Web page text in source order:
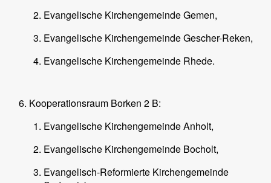
Evangelische Kirchengemeinde Gemen,
Evangelische Kirchengemeinde Gescher-Reken,
Evangelische Kirchengemeinde Rhede.
Kooperationsraum Borken 2 B:
Evangelische Kirchengemeinde Anholt,
Evangelische Kirchengemeinde Bocholt,
Evangelisch-Reformierte Kirchengemeinde